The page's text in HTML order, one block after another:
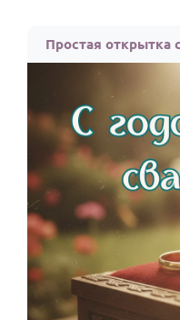
Простая открытка